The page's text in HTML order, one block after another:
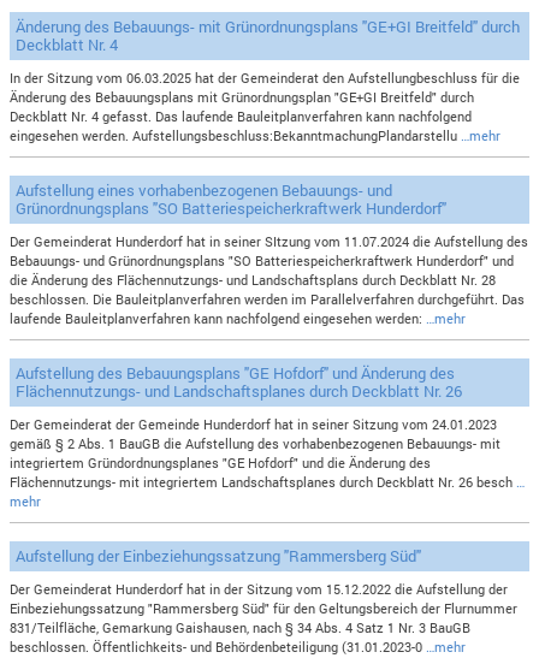
Änderung des Bebauungs- mit Grünordnungsplans "GE+GI Breitfeld" durch
Deckblatt Nr. 4
In der Sitzung vom 06.03.2025 hat der Gemeinderat den Aufstellungbeschluss für die
Änderung des Bebauungsplans mit Grünordnungsplan "GE+GI Breitfeld" durch
Deckblatt Nr. 4 gefasst. Das laufende Bauleitplanverfahren kann nachfolgend
eingesehen werden. Aufstellungsbeschluss:BekanntmachungPlandarstellu…mehr
Aufstellung eines vorhabenbezogenen Bebauungs- und
Grünordnungsplans "SO Batteriespeicherkraftwerk Hunderdorf"
Der Gemeinderat Hunderdorf hat in seiner SItzung vom 11.07.2024 die Aufstellung des
Bebauungs- und Grünordnungsplans "SO Batteriespeicherkraftwerk Hunderdorf" und
die Änderung des Flächennutzungs- und Landschaftsplans durch Deckblatt Nr. 28
beschlossen. Die Bauleitplanverfahren werden im Parallelverfahren durchgeführt. Das
laufende Bauleitplanverfahren kann nachfolgend eingesehen werden:…mehr
Aufstellung des Bebauungsplans "GE Hofdorf" und Änderung des
Flächennutzungs- und Landschaftsplanes durch Deckblatt Nr. 26
Der Gemeinderat der Gemeinde Hunderdorf hat in seiner Sitzung vom 24.01.2023
gemäß § 2 Abs. 1 BauGB die Aufstellung des vorhabenbezogenen Bebauungs- mit
integriertem Gründordnungsplanes "GE Hofdorf" und die Änderung des
Flächennutzungs- mit integriertem Landschaftsplanes durch Deckblatt Nr. 26 besch…
mehr
Aufstellung der Einbeziehungssatzung "Rammersberg Süd"
Der Gemeinderat Hunderdorf hat in der Sitzung vom 15.12.2022 die Aufstellung der
Einbeziehungssatzung "Rammersberg Süd" für den Geltungsbereich der Flurnummer
831/Teilfläche, Gemarkung Gaishausen, nach § 34 Abs. 4 Satz 1 Nr. 3 BauGB
beschlossen. Öffentlichkeits- und Behördenbeteiligung (31.01.2023-0…mehr